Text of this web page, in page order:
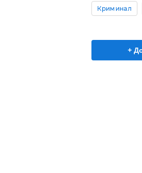
Криминал
+